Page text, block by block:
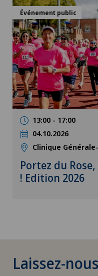
Événement public
13:00 - 17:00
04.10.2026
Clinique
Portez du
! Edition 2026
Laissez-